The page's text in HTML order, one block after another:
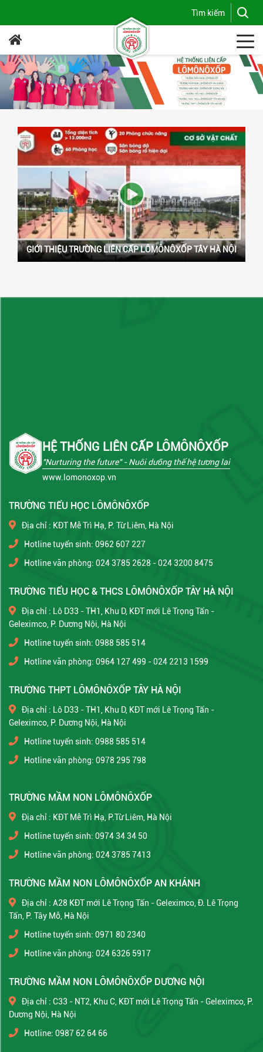
GIỚI THIỆU TRƯỜNG LIÊN CẤP LÔMÔNÔXỐP TÂY HÀ NỘI
HỆ THỐNG LIÊN CẤP LÔMÔNÔXỐP
"Nurturing the future"- Nuôi dưỡng thế hệ tương lai
www.lomonoxop.vn
TRƯỜNG TIỂU HỌC LÔMÔNÔXỐP
Địa chỉ : KĐT Mễ Trì Hạ, P. Từ Liêm, Hà Nội
Hotline tuyển sinh: 0962 607 227
Hotline văn phòng: 024 3785 2628 - 024 3200 8475
TRƯỜNG TIỂU HỌC & THCS LÔMÔNÔXỐP TÂY HÀ NỘI
Địa chỉ : Lô D33 - TH1, Khu D, KĐT mới Lê Trọng Tấn -
Geleximco, P. Dương Nội, Hà Nội
Hotline tuyển sinh: 0988 585 514
Hotline văn phòng: 0964 127 499 - 024 2213 1599
TRƯỜNG THPT LÔMÔNÔXỐP TÂY HÀ NỘI
Địa chỉ : Lô D33 - TH1, Khu D, KĐT mới Lê Trọng Tấn -
Geleximco, P. Dương Nội, Hà Nội
Hotline tuyển sinh: 0988 585 514
Hotline văn phòng: 0978 295 798
TRƯỜNG MẦM NON LÔMÔNÔXỐP
Địa chỉ : KĐT Mễ Trì Hạ, P.Từ Liêm, Hà Nội
Hotline tuyển sinh: 0974 34 34 50
Hotline văn phòng: 024 3785 7413
TRƯỜNG MẦM NON LÔMÔNÔXỐP AN KHÁNH
Địa chỉ : A28 KĐT mới Lê Trọng Tấn - Geleximco, Đ. Lê Trọng
Tấn, P. Tây Mỗ, Hà Nội
Hotline tuyển sinh: 0971 80 2340
Hotline văn phòng: 024 6326 5917
TRƯỜNG MẦM NON LÔMÔNÔXỐP DƯƠNG NỘI
Địa chỉ : C33 - NT2, Khu C, KĐT mới Lê Trọng Tấn - Geleximco, P.
Dương Nội, Hà Nội
Hotline: 0987 62 64 66